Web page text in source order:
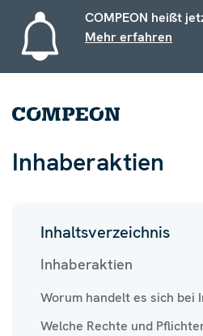
COMPEON heißt
Mehr erfahren
Inhaberaktien
Inhaltsverzeichnis
Inhaberaktien
Worum handelt es sich bei
Welche Rechte und